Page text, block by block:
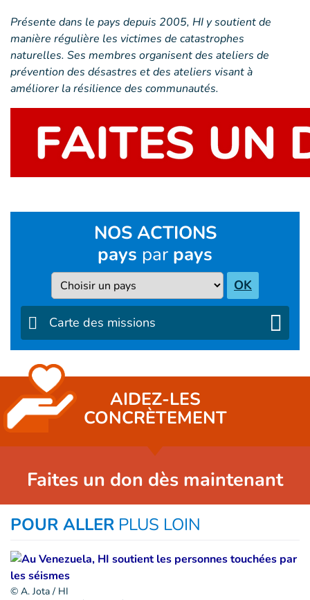
Présente dans le pays depuis 2005, HI y soutient de
manière régulière les victimes de catastrophes
naturelles. Ses membres organisent des ateliers de
prévention des désastres et des ateliers visant à
améliorer la résilience des communautés.
NOS ACTIONS
pays par pays
Pays OK
Carte des missions
AIDEZ-LES
CONCRÈTEMENT
Faites un don dès maintenant
POUR ALLER PLUS LOIN
© A. Jota / HI